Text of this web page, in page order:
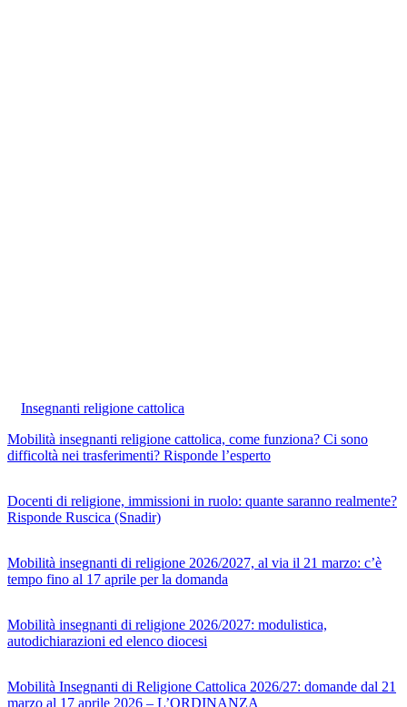
Insegnanti religione cattolica
Mobilità insegnanti religione cattolica, come funziona? Ci sono
difficoltà nei trasferimenti? Risponde l’esperto
Docenti di religione, immissioni in ruolo: quante saranno realmente?
Risponde Ruscica (Snadir)
Mobilità insegnanti di religione 2026/2027, al via il 21 marzo: c’è
tempo fino al 17 aprile per la domanda
Mobilità insegnanti di religione 2026/2027: modulistica,
autodichiarazioni ed elenco diocesi
Mobilità Insegnanti di Religione Cattolica 2026/27: domande dal 21
marzo al 17 aprile 2026 – L’ORDINANZA